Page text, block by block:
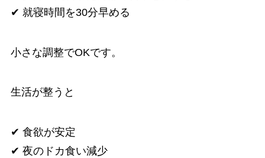
✔ 就寝時間を30分早める
小さな調整でOKです。
生活が整うと
✔ 食欲が安定
✔ 夜のドカ食い減少